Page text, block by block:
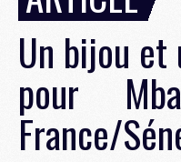
Un bijou et
pour
France/